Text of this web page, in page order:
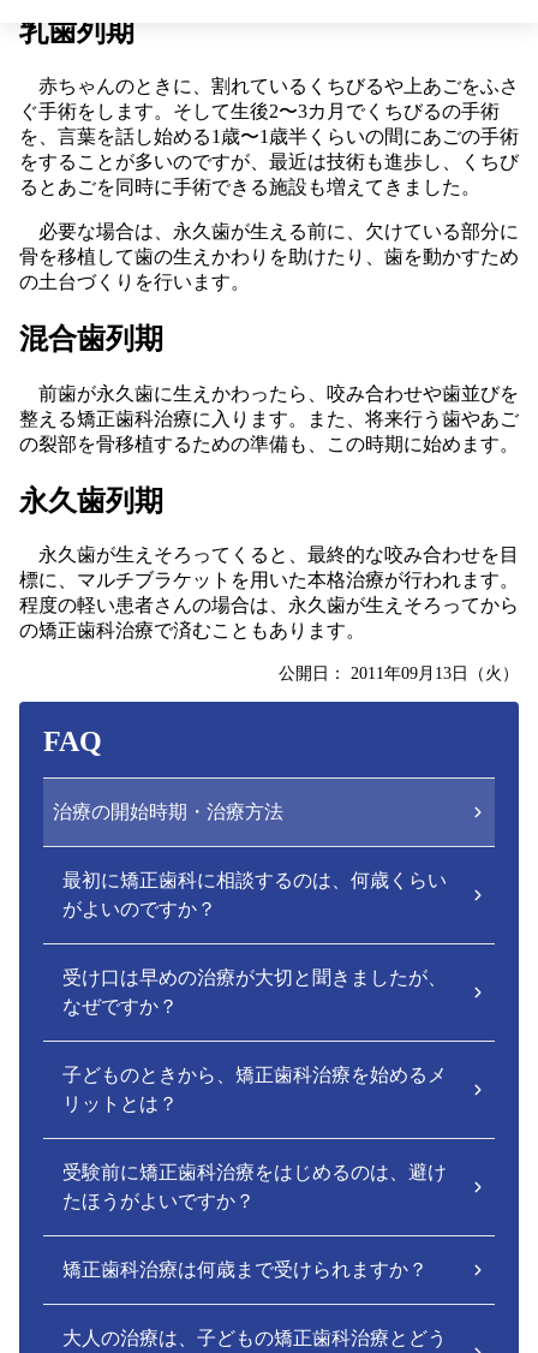
乳歯列期
赤ちゃんのときに、割れているくちびるや上あごをふさ
ぐ手術をします。そして生後2〜3カ月でくちびるの手術
を、言葉を話し始める1歳〜1歳半くらいの間にあごの手術
をすることが多いのですが、最近は技術も進歩し、くちび
るとあごを同時に手術できる施設も増えてきました。
必要な場合は、永久歯が生える前に、欠けている部分に
骨を移植して歯の生えかわりを助けたり、歯を動かすため
の土台づくりを行います。
混合歯列期
前歯が永久歯に生えかわったら、咬み合わせや歯並びを
整える矯正歯科治療に入ります。また、将来行う歯やあご
の裂部を骨移植するための準備も、この時期に始めます。
永久歯列期
永久歯が生えそろってくると、最終的な咬み合わせを目
標に、マルチブラケットを用いた本格治療が行われます。
程度の軽い患者さんの場合は、永久歯が生えそろってから
の矯正歯科治療で済むこともあります。
公開日： 2011年09月13日（火）
FAQ
治療の開始時期・治療方法
最初に矯正歯科に相談するのは、何歳くらい
がよいのですか？
受け口は早めの治療が大切と聞きましたが、
なぜですか？
子どものときから、矯正歯科治療を始めるメ
リットとは？
受験前に矯正歯科治療をはじめるのは、避け
たほうがよいですか？
矯正歯科治療は何歳まで受けられますか？
大人の治療は、子どもの矯正歯科治療とどう